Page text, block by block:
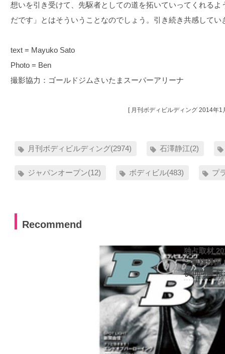
想いを引き受けて、先駆者としての道を拓いていってくれる
だです」とはそういうことなのでしょう。引き続き共感してい
text = Mayuko Sato
Photo = Ben
撮影協力：ゴールドジムさいたまスーパーアリーナ
[ 月刊ボディビルディング 2014年1
月刊ボディビルディング(2974) 石澤静江(2)
ジャパンオープン(12) ボディビル(483) プ
Recommend
独占取材
ン凱旋帰国
横川尚隆